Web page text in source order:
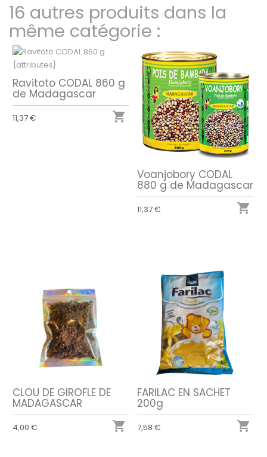
16 autres produits dans la
même catégorie :
Ravitoto CODAL 860 g
de Madagascar
11,37 € 
Voanjobory CODAL
880 g de Madagascar
11,37 € 
CLOU DE GIROFLE DE
MADAGASCAR
4,00 € 
FARILAC EN SACHET
200g
7,58 € 